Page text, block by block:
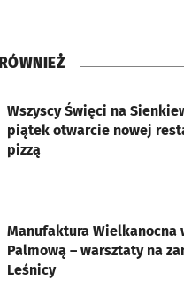
Wszyscy Święci na
piątek otwarcie nowej
pizzą
karcie
Manufaktura Wielkanocna
Palmową – warsztaty na
Leśnicy
karcie